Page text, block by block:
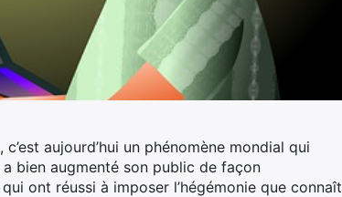
aujourd’hui un phénomène mondial qui
bien augmenté son public de façon
ont réussi à imposer l’hégémonie que connaît